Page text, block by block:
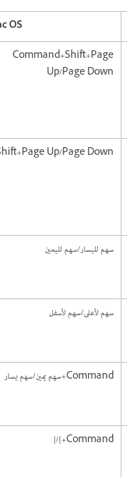
Mac OS
Command+Shift+Page
Up/Page Down
Shift+Page Up/Page Down
سهم لليسار/سهم لليمين
سهم لأعلى/سهم لأسفل
Command+سهم يمين/سهم يسار
Command+]/[